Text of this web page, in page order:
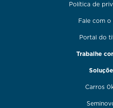
Política de
Fale com o
Portal do
Trabalhe
Carros